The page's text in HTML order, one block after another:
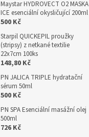
Maystar HYDROVECT O2 MASKA
ICE esenciální okysličující 200ml
500 Kč
Starpil QUICKEPIL proužky
(stripsy) z netkané textilie
22x7cm 100ks
148,80 Kč
PN JALICA TRIPLE hydratační
sérum 50ml
500 Kč
PN SPA Esenciální masážní olej
500ml
726 Kč